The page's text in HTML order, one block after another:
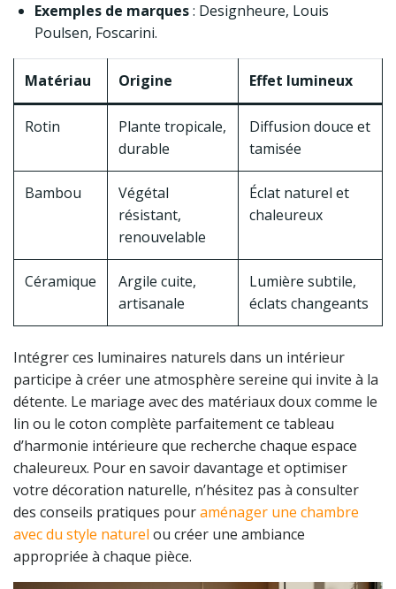
Exemples de marques: Designheure, Louis
Poulsen, Foscarini.
Matériau Origine Effet lumineux
Rotin
Plante tropicale,
durable
Diffusion douce et
tamisée
Bambou
Végétal
résistant,
renouvelable
Éclat naturel et
chaleureux
Céramique
Argile cuite,
artisanale
Lumière subtile,
éclats changeants
Intégrer ces luminaires naturels dans un intérieur
participe à créer une atmosphère sereine qui invite à la
détente. Le mariage avec des matériaux doux comme le
lin ou le coton complète parfaitement ce tableau
d’harmonie intérieure que recherche chaque espace
chaleureux. Pour en savoir davantage et optimiser
votre décoration naturelle, n’hésitez pas à consulter
des conseils pratiques pouraménager une chambre
avec du style naturel ou créer une ambiance
appropriée à chaque pièce.